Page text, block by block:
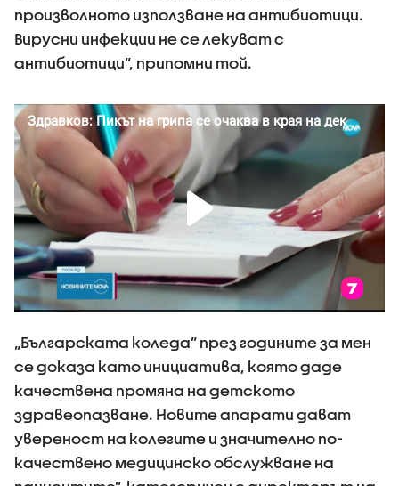
произволното използване на антибиотици.
Вирусни инфекции не се лекуват с
антибиотици”, припомни той.
„Българската коледа” през годините за мен
се доказа като инициатива, която даде
качествена промяна на детското
здравеопазване. Новите апарати дават
увереност на колегите и значително по-
качествено медицинско обслужване на